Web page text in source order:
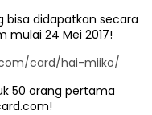
bisa didapatkan secara
mulai 24 Mei 2017!
card/hai-miiko/
50 orang pertama